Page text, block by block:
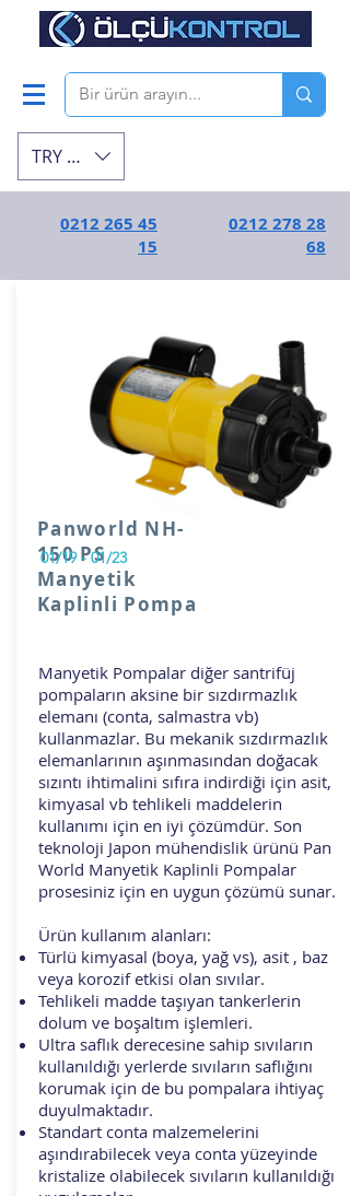
TRY (₺)
0212 265 45
15
0212 278 28
68
Panworld NH-
150 PS
Manyetik
Kaplinli Pompa
01/19 - 01/23
Manyetik Pompalar diğer santrifüj
pompaların aksine bir sızdırmazlık
elemanı (conta, salmastra vb)
kullanmazlar. Bu mekanik sızdırmazlık
elemanlarının aşınmasından doğacak
sızıntı ihtimalini sıfıra indirdiği için asit,
kimyasal vb tehlikeli maddelerin
kullanımı için en iyi çözümdür. Son
teknoloji Japon mühendislik ürünü Pan
World Manyetik Kaplinli Pompalar
prosesiniz için en uygun çözümü sunar.
Ürün kullanım alanları:
Türlü kimyasal (boya, yağ vs), asit , baz
veya korozif etkisi olan sıvılar.
Tehlikeli madde taşıyan tankerlerin
dolum ve boşaltım işlemleri.
Ultra saflık derecesine sahip sıvıların
kullanıldığı yerlerde sıvıların saflığını
korumak için de bu pompalara ihtiyaç
duyulmaktadır.
Standart conta malzemelerini
aşındırabilecek veya conta yüzeyinde
kristalize olabilecek sıvıların kullanıldığı